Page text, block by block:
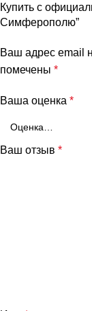
Купить с
Симферополю”
Ваш адрес email
помечены *
Ваша оценка *
Ваш отзыв *